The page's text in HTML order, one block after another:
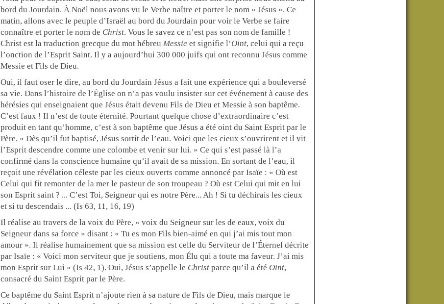
bord du Jourdain. À Noël nous avons vu le Verbe naître et porter le nom « Jésus ». Ce
matin, allons avec le peuple d’Israël au bord du Jourdain pour voir le Verbe se faire
connaître et porter le nom de Christ. Vous le savez ce n’est pas son nom de famille !
Christ est la traduction grecque du mot hébreu Messie et signifie l’Oint, celui qui a reçu
l’onction de l’Esprit Saint. Il y a aujourd’hui 300 000 juifs qui ont reconnu Jésus comme
Messie et Fils de Dieu.
Oui, il faut oser le dire, au bord du Jourdain Jésus a fait une expérience qui a bouleversé
sa vie. Dans l’histoire de l’Église on n’a pas voulu insister sur cet événement à cause des
hérésies qui enseignaient que Jésus était devenu Fils de Dieu et Messie à son baptême.
C’est faux ! Il n’est de toute éternité. Pourtant quelque chose d’extraordinaire c’est
produit en tant qu’homme, c’est à son baptême que Jésus a été oint du Saint Esprit par le
Père. « Dès qu’il fut baptisé, Jésus sortit de l’eau. Voici que les cieux s’ouvrirent et il vit
l’Esprit descendre comme une colombe et venir sur lui. » Ce qui s’est passé là l’a
confirmé dans la conscience humaine qu’il avait de sa mission. En sortant de l’eau, il
reçoit une révélation céleste par les cieux ouverts comme annoncé par Isaïe : « Où est
Celui qui fit remonter de la mer le pasteur de son troupeau ? Où est Celui qui mit en lui
son Esprit saint ? ... C’est Toi, Seigneur qui es notre Père... Ah ! Si tu déchirais les cieux
et si tu descendais ... (Is 63, 11, 16, 19)
Il réalise au travers de la voix du Père, « voix du Seigneur sur les de eaux, voix du
Seigneur dans sa force » disant : « Tu es mon Fils bien-aimé en qui j’ai mis tout mon
amour ». Il réalise humainement que sa mission est celle du Serviteur de l’Éternel décrite
par Isaïe : « Voici mon serviteur que je soutiens, mon Élu qui a toute ma faveur. J’ai mis
mon Esprit sur Lui » (Is 42, 1). Oui, Jésus s’appelle le Christparce qu’il a été Oint,
consacré du Saint Esprit par le Père.
Ce baptême du Saint Esprit n’ajoute rien à sa nature de Fils de Dieu, mais marque le